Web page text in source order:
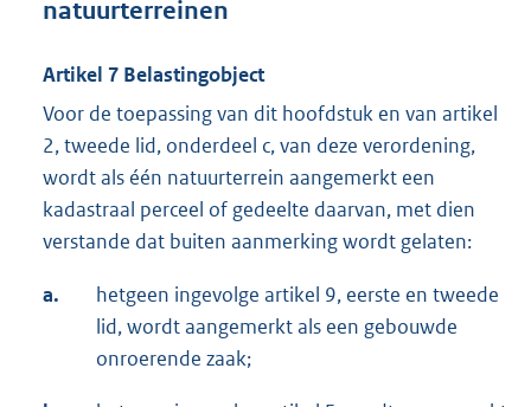
natuurterreinen
Artikel 7 Belastingobject
Voor de toepassing van dit hoofdstuk en van artikel
2, tweede lid, onderdeel c, van deze verordening,
wordt als één natuurterrein aangemerkt een
kadastraal perceel of gedeelte daarvan, met dien
verstande dat buiten aanmerking wordt gelaten:
a.
hetgeen ingevolge artikel 9, eerste en tweede
lid, wordt aangemerkt als een gebouwde
onroerende zaak;